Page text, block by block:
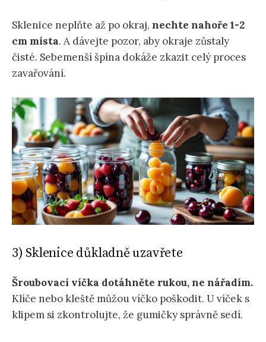
Sklenice neplňte až po okraj, nechte nahoře 1-2
cm místa. A dávejte pozor, aby okraje zůstaly
čisté. Sebemenší špína dokáže zkazit celý proces
zavařování.
3) Sklenice důkladně uzavřete
Šroubovací víčka dotáhněte rukou, ne nářadím.
Klíče nebo kleště můžou víčko poškodit. U víček s
klipem si zkontrolujte, že gumičky správně sedí.